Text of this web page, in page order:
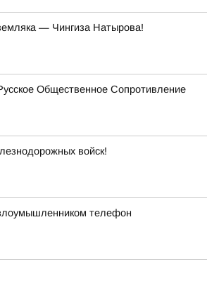
— Чингиза Натырова!
Общественное Сопротивление
войск!
телефон